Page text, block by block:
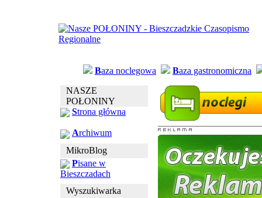
Baza noclegowa Baza gastronomiczna
NASZE
POŁONINY
Strona główna
Archiwum
MikroBlog
Pisane w
Bieszczadach
Wyszukiwarka